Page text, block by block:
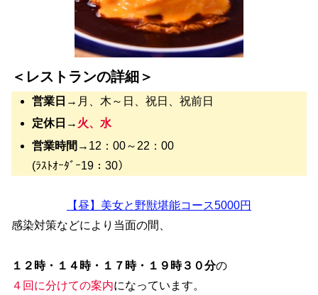
＜レストランの詳細＞
営業日 →月、木～日、祝日、祝前日
定休日 → 火、水
営業時間 →12：00～22：00
(ﾗｽﾄｵｰﾀﾞｰ19：30）
【昼】美女と野獣堪能コース5000円
感染対策などにより当面の間、
１２時・１４時・１７時・１９時３０分の
４回に分けての案内になっています。